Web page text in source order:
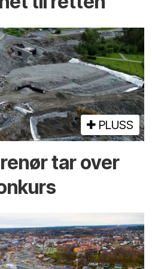
PLUSS
tar over